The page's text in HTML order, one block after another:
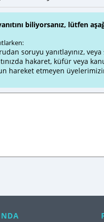
biliyorsanız, lütfen
soruyu yanıtlayınız,
hakaret, küfür veya
hareket etmeyen